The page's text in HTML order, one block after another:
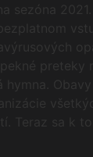
sezóna 2021.
preteky
hymna. Obavy
Teraz sa k